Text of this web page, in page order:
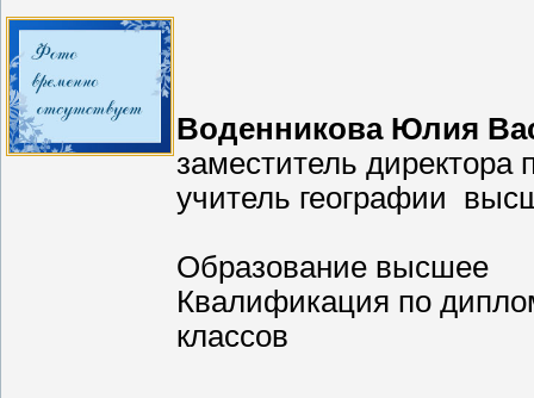
Воденникова Юлия
заместитель директора
учитель географии
Образование высшее
Квалификация по
классов